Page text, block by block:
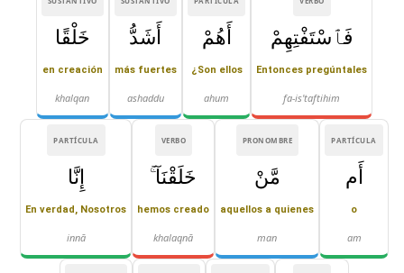
فَٱسْتَفْتِهِمْ
Entonces pregúntales
fa-is'taftihim
أَهُمْ
¿Son ellos
ahum
أَشَدُّ
más fuertes
ashaddu
خَلْقًا
en creación
khalqan
PARTÍCULA
أَم
o
am
PRONOMBRE
مَّنْ
aquellos a quienes
man
VERBO
خَلَقْنَآ ۚ
hemos creado
khalaqnā
PARTÍCULA
إِنَّا
En verdad, Nosotros
innā